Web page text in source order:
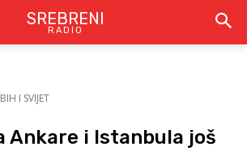
SREBRENI
RADIO
BIH I SVIJET
Ankare i Istanbula još